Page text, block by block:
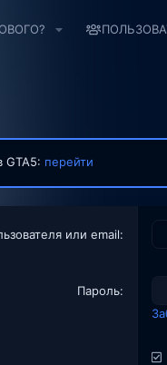
GTA5: перейти
или email
Пароль